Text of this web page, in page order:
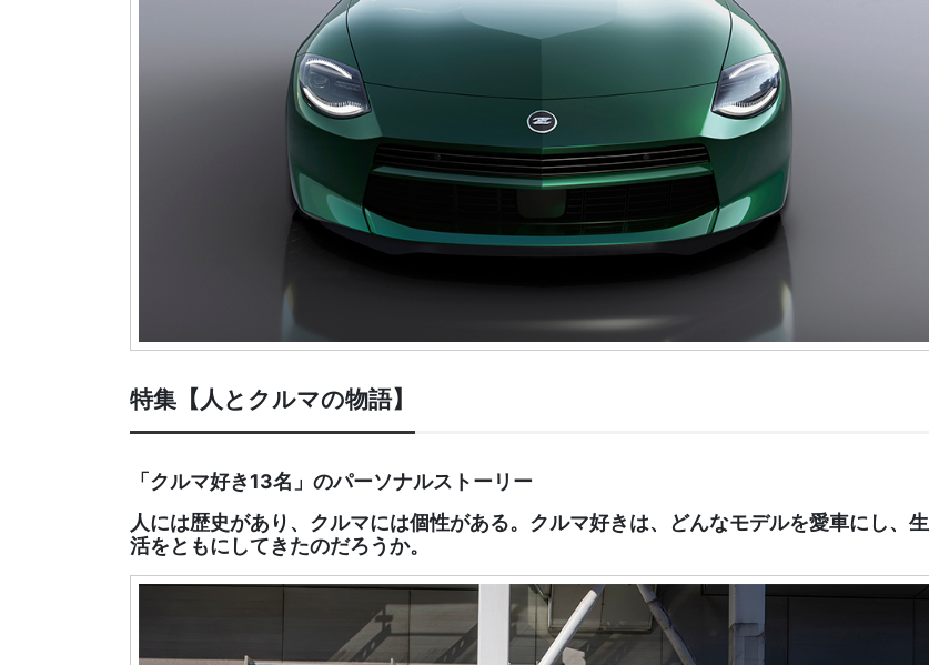
特集【人とクルマの物語】
「クルマ好き13名」のパーソナルストーリー
人には歴史があり、クルマには個性がある。クルマ好きは、どんなモデルを愛車にし、生
活をともにしてきたのだろうか。